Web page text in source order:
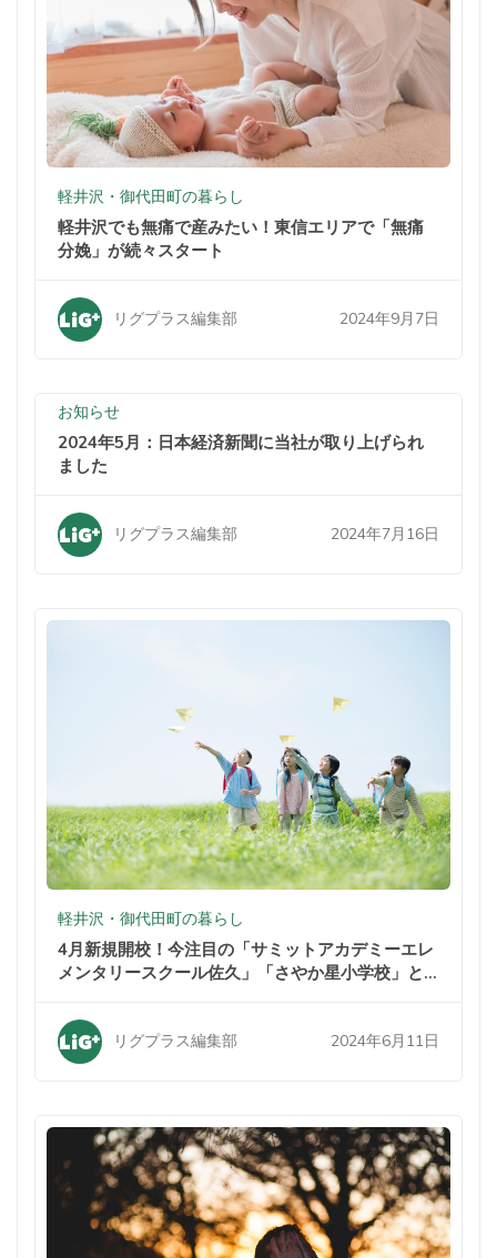
軽井沢・御代田町の暮らし
軽井沢でも無痛で産みたい！東信エリアで「無痛
分娩」が続々スタート
リグプラス編集部 2024年9月7日
お知らせ
2024年5月：日本経済新聞に当社が取り上げられ
ました
リグプラス編集部 2024年7月16日
軽井沢・御代田町の暮らし
4月新規開校！今注目の「サミットアカデミーエレ
メンタリースクール佐久」「さやか星小学校」と
リグプラス編集部 2024年6月11日